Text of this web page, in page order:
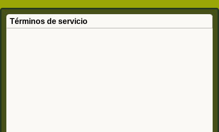
Términos de servicio